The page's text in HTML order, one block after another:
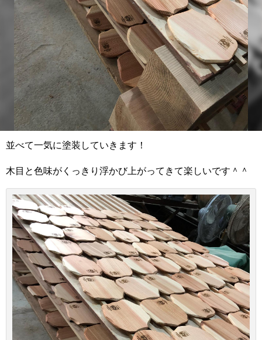
並べて一気に塗装していきます！
木目と色味がくっきり浮かび上がってきて楽しいです＾＾